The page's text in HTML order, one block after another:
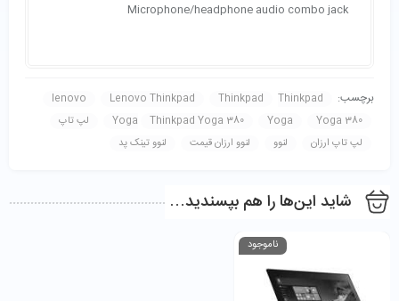
Microphone/headphone audio combo jack
برچسب: lenovo Lenovo Thinkpad Thinkpad
Thinkpad
Yoga
Thinkpad Yoga 380 Yoga Yoga 380
لپ تاپ
لپ تاپ ارزان
لنوو لنوو ارزان قیمت لنوو تینک پد
شاید این‌ها را هم بپسندید…
ناموجود